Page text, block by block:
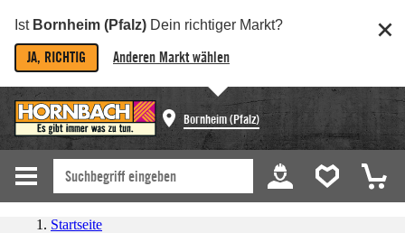
Ist Bornheim (Pfalz) Dein richtiger Markt?
JA, RICHTIG Anderen Markt wählen
Bornheim (Pfalz)
Startseite